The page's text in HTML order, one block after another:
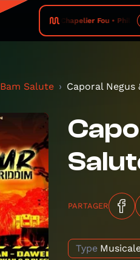
Chapelier Fou •
Bam Salute Caporal Negus
PARTAGER
Type